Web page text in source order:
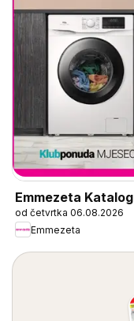
Emmezeta Katalog
od četvrtka 06.08.2026
Emmezeta